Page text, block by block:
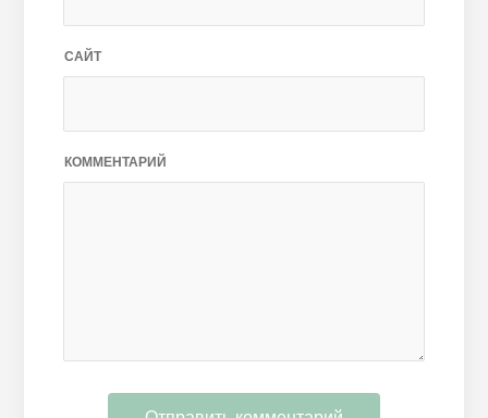
САЙТ
КОММЕНТАРИЙ